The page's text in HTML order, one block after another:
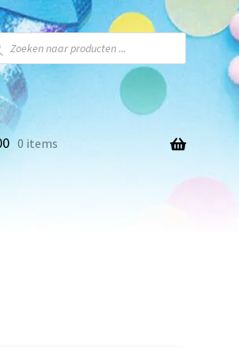
0 items